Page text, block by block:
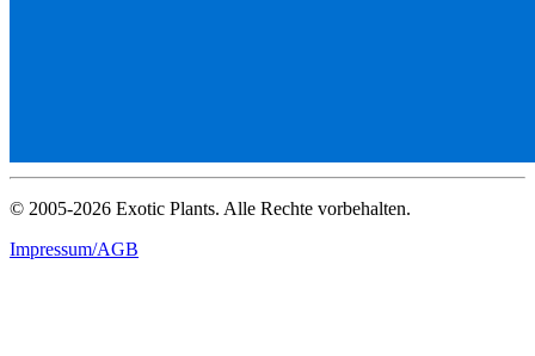
© 2005-2026 Exotic Plants. Alle Rechte vorbehalten.
Impressum/AGB